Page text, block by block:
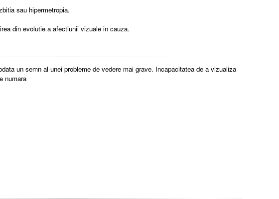
sau hipermetropia.
din evolutie a afectiunii vizuale in cauza.
un semn al unei probleme de vedere mai grave. Incapacitatea de a vizualiza
numara